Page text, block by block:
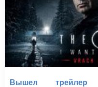
Вышел трейлер